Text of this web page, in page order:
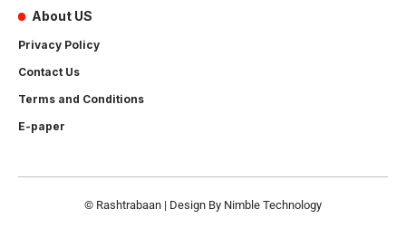
About US
Privacy Policy
Contact Us
Terms and Conditions
E-paper
© Rashtrabaan | Design By Nimble Technology